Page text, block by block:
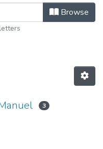
Browse
3